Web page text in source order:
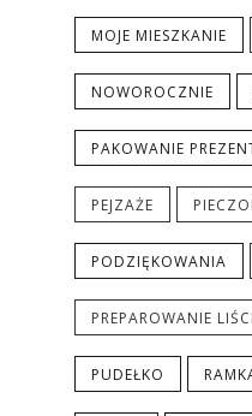
MOJE MIESZKANIE
NOWOROCZNIE
PAKOWANIE
PEJZAŻE
PODZIĘKOWANIA
PREPAROWANIE LIŚCI
PUDEŁKO